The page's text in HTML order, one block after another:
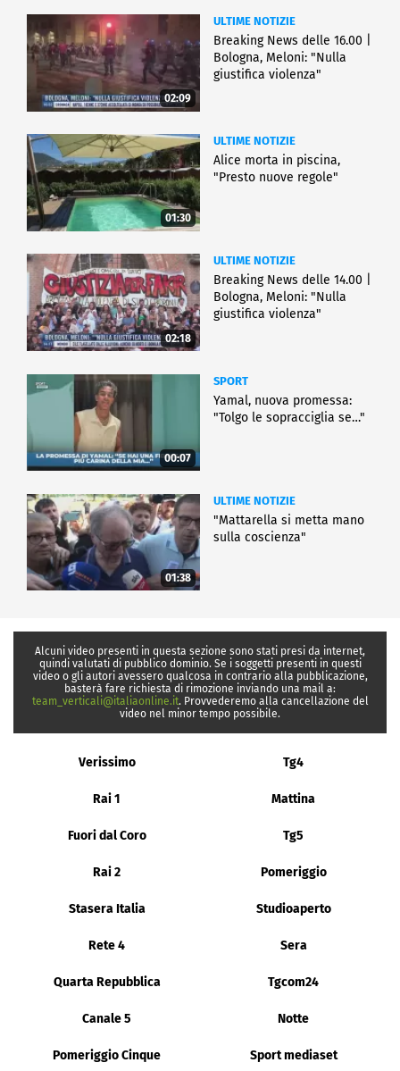
02:09
ULTIME NOTIZIE
Breaking News delle 16.00 |
Bologna, Meloni: "Nulla
giustifica violenza"
01:30
ULTIME NOTIZIE
Alice morta in piscina,
"Presto nuove regole"
02:18
ULTIME NOTIZIE
Breaking News delle 14.00 |
Bologna, Meloni: "Nulla
giustifica violenza"
00:07
SPORT
Yamal, nuova promessa:
"Tolgo le sopracciglia se…"
01:38
ULTIME NOTIZIE
"Mattarella si metta mano
sulla coscienza"
Alcuni video presenti in questa sezione sono stati presi da internet,
quindi valutati di pubblico dominio. Se i soggetti presenti in questi
video o gli autori avessero qualcosa in contrario alla pubblicazione,
basterà fare richiesta di rimozione inviando una mail a:
team_verticali@italiaonline.it. Provvederemo alla cancellazione del
video nel minor tempo possibile.
Verissimo Tg4
Rai 1 Mattina
Fuori dal Coro Tg5
Rai 2 Pomeriggio
Stasera Italia Studioaperto
Rete 4 Sera
Quarta Repubblica Tgcom24
Canale 5 Notte
Pomeriggio Cinque Sport mediaset